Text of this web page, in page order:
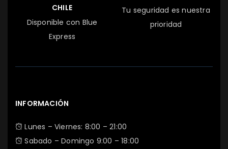
CHILE
Disponible con Blue
Express
Tu seguridad es nuestra
prioridad
INFORMACIÓN
Lunes – Viernes: 8:00 – 21:00
Sabado – Domingo 9:00 – 18:00